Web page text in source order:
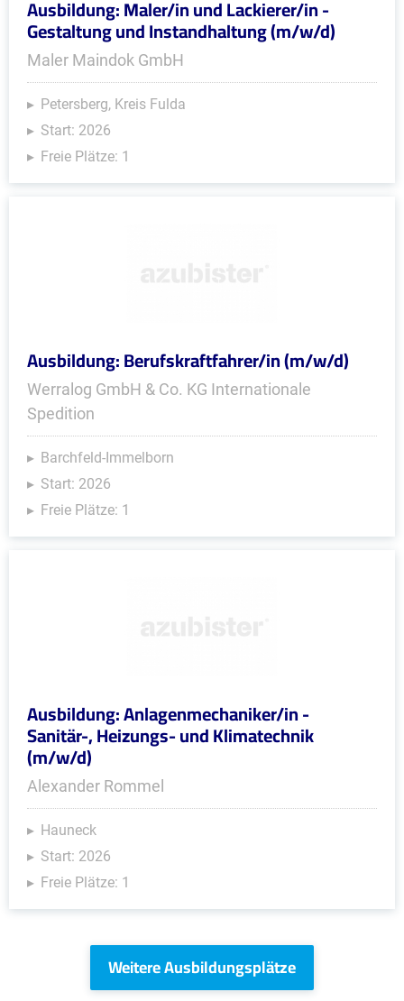
Ausbildung: Maler/in und Lackierer/in -
Gestaltung und Instandhaltung (m/w/d)
Maler Maindok GmbH
Petersberg, Kreis Fulda
Start: 2026
Freie Plätze: 1
Ausbildung: Berufskraftfahrer/in (m/w/d)
Werralog GmbH & Co. KG Internationale
Spedition
Barchfeld-Immelborn
Start: 2026
Freie Plätze: 1
Ausbildung: Anlagenmechaniker/in -
Sanitär-, Heizungs- und Klimatechnik
(m/w/d)
Alexander Rommel
Hauneck
Start: 2026
Freie Plätze: 1
Weitere Ausbildungsplätze